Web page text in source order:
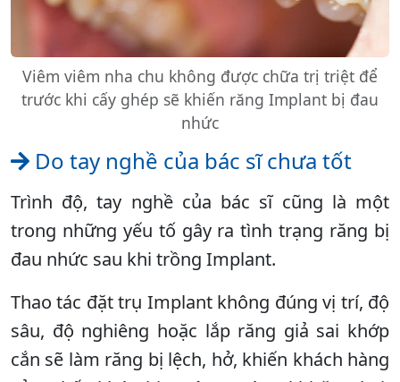
Viêm viêm nha chu không được chữa trị triệt để
trước khi cấy ghép sẽ khiến răng Implant bị đau
nhức
Do tay nghề của bác sĩ chưa tốt
Trình độ, tay nghề của bác sĩ cũng là một
trong những yếu tố gây ra tình trạng răng bị
đau nhức sau khi trồng Implant.
Thao tác đặt trụ Implant không đúng vị trí, độ
sâu, độ nghiêng hoặc lắp răng giả sai khớp
cắn sẽ làm răng bị lệch, hở, khiến khách hàng